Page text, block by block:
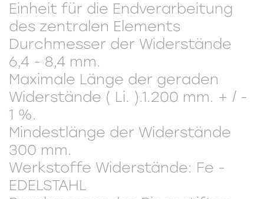
Einheit für die Endverarbeitung
des zentralen Elements
Durchmesser der Widerstände
6,4 - 8,4 mm.
Maximale Länge der geraden
Widerstände ( Li. ).1.200 mm. + / -
1 %.
Mindestlänge der Widerstände
300 mm.
Werkstoffe Widerstände: Fe -
EDELSTAHL